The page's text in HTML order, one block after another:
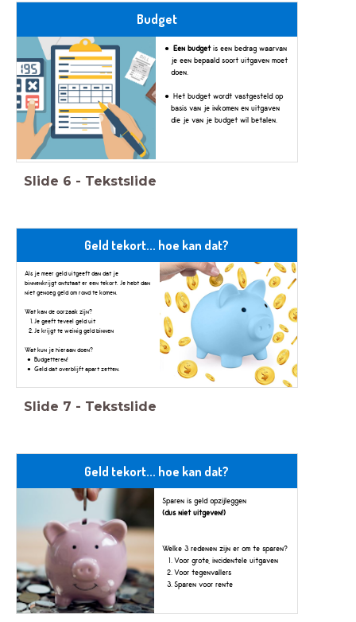
Een budgetis een bedrag waarvan
je een bepaald soort uitgaven moet
doen.
Het budget wordt vastgesteld op
basis van je inkomen en uitgaven
die je van je budget wil betalen.
Budget
Slide 6 - Tekstslide
Als je meer geld uitgeeft dan dat je
binnenkrijgt ontstaat er een tekort. Je hebt dan
niet genoeg geld om rond te komen.
Wat kan de oorzaak zijn?
Je geeft teveel geld uit
Je krijgt te weinig geld binnen
Wat kun je hieraan doen?
Budgetteren!
Geld dat overblijft apart zetten.
Geld tekort... hoe kan dat?
Slide 7 - Tekstslide
Sparen is geld opzijleggen
(dus niet uitgeven!)
Welke 3 redenen zijn er om te sparen?
Voor grote, incidentele uitgaven
Voor tegenvallers
Sparen voor rente
Geld tekort... hoe kan dat?